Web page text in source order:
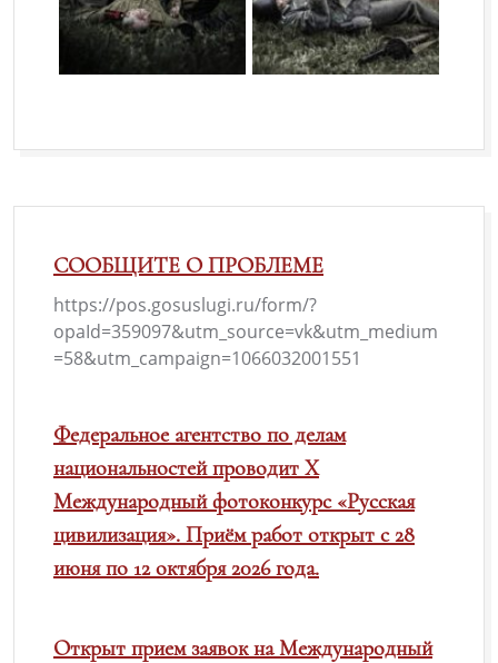
СООБЩИТЕ О ПРОБЛЕМЕ
https://pos.gosuslugi.ru/form/?
opaId=359097&utm_source=vk&utm_medium
=58&utm_campaign=1066032001551
Федеральное агентство по делам
национальностей проводит X
Международный фотоконкурс «Русская
цивилизация». Приём работ открыт с 28
июня по 12 октября 2026 года.
Открыт прием заявок на Международный